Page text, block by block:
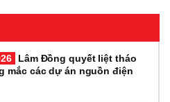
Lâm Đồng quyết liệt tháo
mắc các dự án nguồn điện